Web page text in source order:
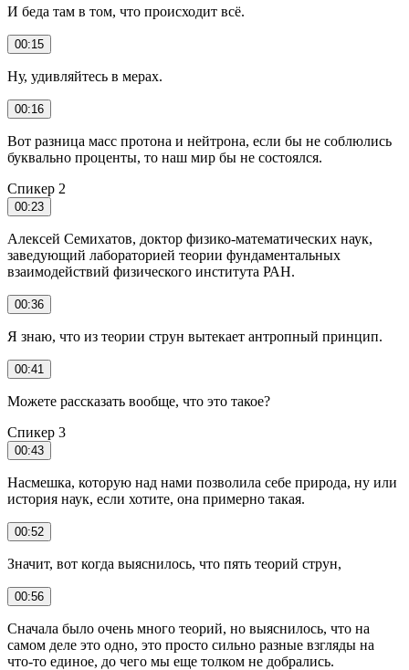
И беда там в том, что происходит всё.
00:15
Ну, удивляйтесь в мерах.
00:16
Вот разница масс протона и нейтрона, если бы не соблюлись
буквально проценты, то наш мир бы не состоялся.
Спикер 2
00:23
Алексей Семихатов, доктор физико-математических наук,
заведующий лабораторией теории фундаментальных
взаимодействий физического института РАН.
00:36
Я знаю, что из теории струн вытекает антропный принцип.
00:41
Можете рассказать вообще, что это такое?
Спикер 3
00:43
Насмешка, которую над нами позволила себе природа, ну или
история наук, если хотите, она примерно такая.
00:52
Значит, вот когда выяснилось, что пять теорий струн,
00:56
Сначала было очень много теорий, но выяснилось, что на
самом деле это одно, это просто сильно разные взгляды на
что-то единое, до чего мы еще толком не добрались.